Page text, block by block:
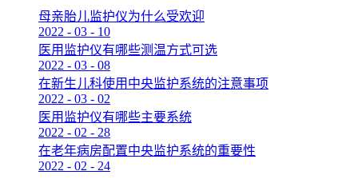
母亲胎儿监护仪为什么受欢迎
2022 - 03 - 10
医用监护仪有哪些测温方式可选
2022 - 03 - 08
在新生儿科使用中央监护系统的注意事项
2022 - 03 - 02
医用监护仪有哪些主要系统
2022 - 02 - 28
在老年病房配置中央监护系统的重要性
2022 - 02 - 24